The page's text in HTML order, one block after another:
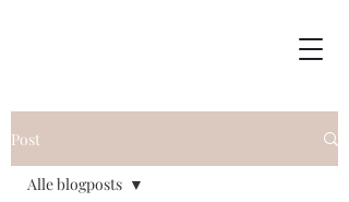
Post
Alle blogposts